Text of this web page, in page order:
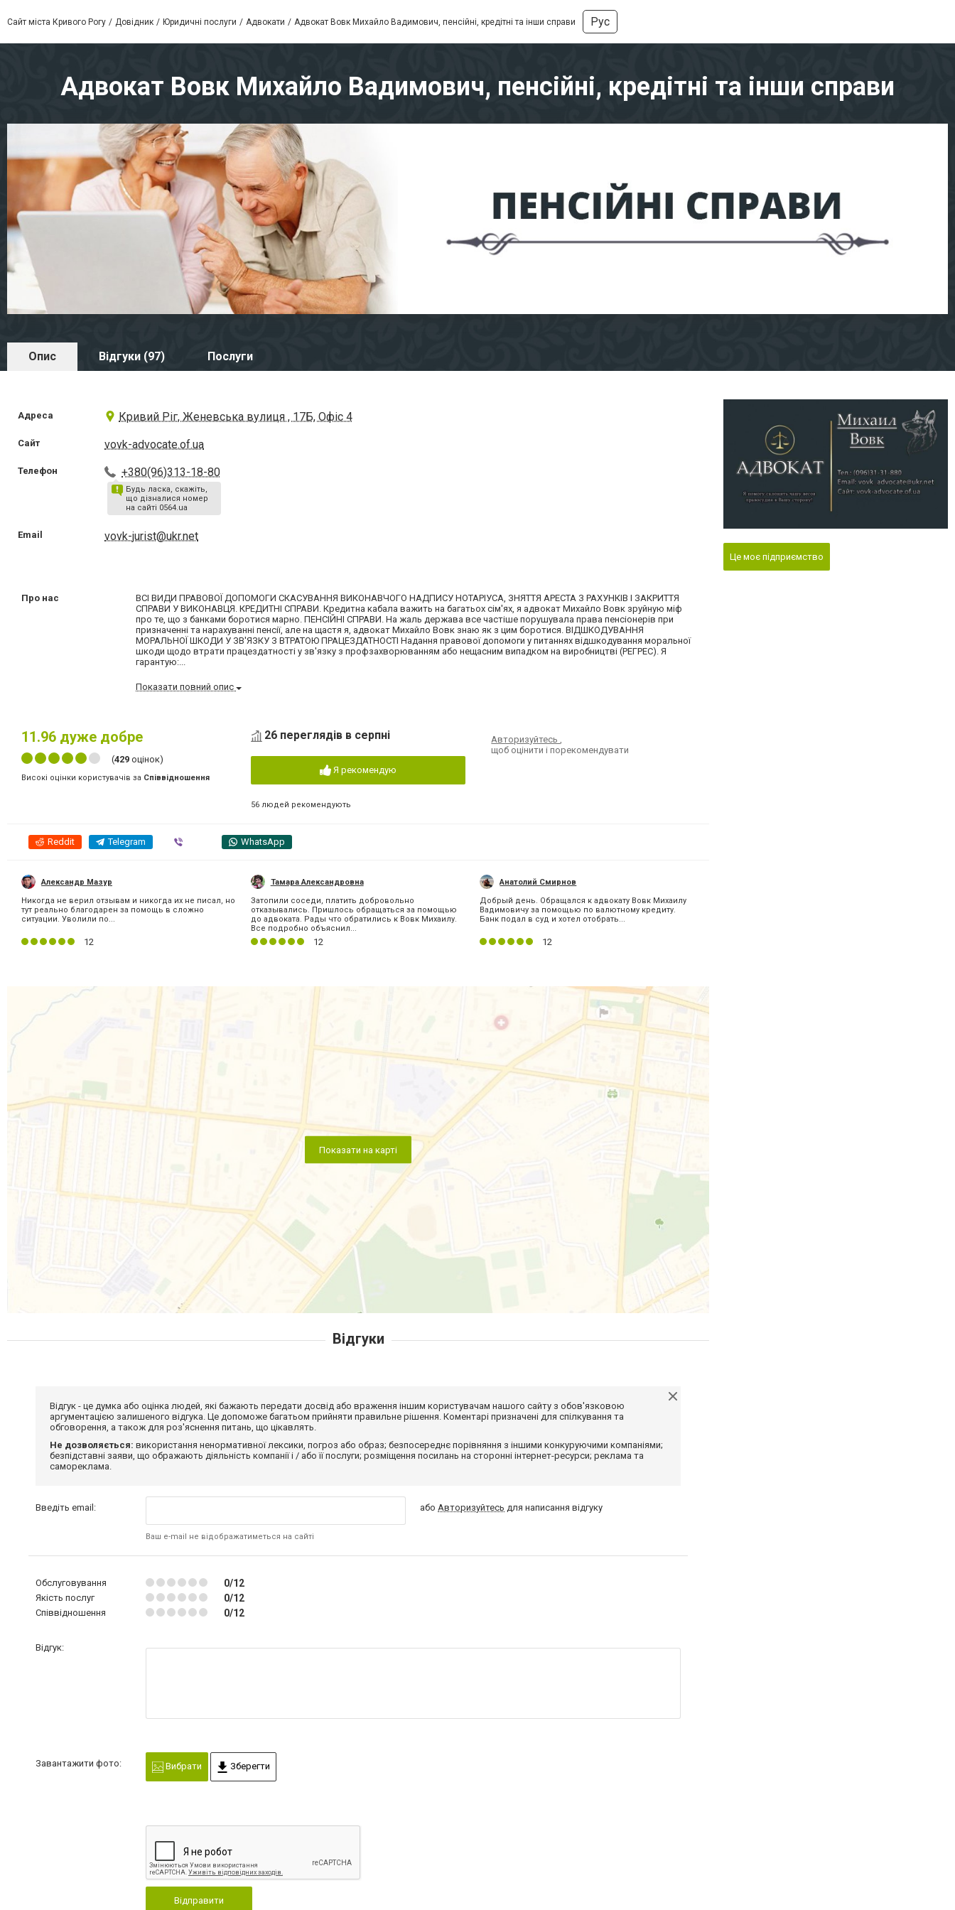
Сайт міста Кривого Рогу Довідник Юридичні послуги Адвокати Адвокат Вовк Михайло Вадимович, пенсійні, кредітні та інши справи Рус
Адвокат Вовк Михайло Вадимович, пенсійні, кредітні та інши справи
Опис Відгуки (97) Послуги
Адреса Кривий Ріг, Женевська вулиця , 17Б, Офiс 4
Сайт vovk-advocate.of.ua
Телефон +380(96)313-18-80
Будь ласка, скажіть,
що дізналися номер
на сайті 0564.ua
Email vovk-jurist@ukr.net
Про нас
ВСІ ВИДИ ПРАВОВОЇ ДОПОМОГИ СКАСУВАННЯ ВИКОНАВЧОГО НАДПИСУ НОТАРІУСА, ЗНЯТТЯ АРЕСТА З РАХУНКІВ І ЗАКРИТТЯ
СПРАВИ У ВИКОНАВЦЯ. КРЕДИТНІ СПРАВИ. Кредитна кабала важить на багатьох сім'ях, я адвокат Михайло Вовк зруйную міф
про те, що з банками боротися марно. ПЕНСІЙНІ СПРАВИ. На жаль держава все частіше порушувала права пенсіонерів при
призначенні та нарахуванні пенсії, але на щастя я, адвокат Михайло Вовк знаю як з цим боротися. ВІДШКОДУВАННЯ
МОРАЛЬНОЇ ШКОДИ У ЗВ'ЯЗКУ З ВТРАТОЮ ПРАЦЕЗДАТНОСТІ Надання правової допомоги у питаннях відшкодування моральної
шкоди щодо втрати працездатності у зв'язку з профзахворюванням або нещасним випадком на виробництві (РЕГРЕС). Я
гарантую:...
Показати повний опис
11.96 дуже добре
(429 оцінок)
Високі оцінки користувачів за Співвідношення
26 переглядів в серпні
Я рекомендую
56 людей рекомендують
Авторизуйтесь
щоб оцінити і порекомендувати
Reddit Telegram WhatsApp
Александр Мазур
Никогда не верил отзывам и никогда их не писал, но
тут реально благодарен за помощь в сложно
ситуации. Уволили по...
12
Тамара Александровна
Затопили соседи, платить добровольно
отказывались. Пришлось обращаться за помощью
до адвоката. Рады что обратились к Вовк Михаилу.
Все подробно объяснил...
12
Анатолий Смирнов
Добрый день. Обращался к адвокату Вовк Михаилу
Вадимовичу за помощью по валютному кредиту.
Банк подал в суд и хотел отобрать...
12
Показати на карті
Це моє підприємство
Відгуки
Відгук - це думка або оцінка людей, які бажають передати досвід або враження іншим користувачам нашого сайту з обов'язковою
аргументацією залишеного відгука. Це допоможе багатьом прийняти правильне рішення. Коментарі призначені для спілкування та
обговорення, а також для роз'яснення питань, що цікавлять.
Не дозволяється: використання ненормативної лексики, погроз або образ; безпосереднє порівняння з іншими конкуруючими компаніями;
безпідставні заяви, що ображають діяльність компанії і / або її послуги; розміщення посилань на сторонні інтернет-ресурси; реклама та
самореклама.
Введіть email:
Ваш e-mail не відображатиметься на сайті
абоАвторизуйтесь для написання відгуку
Обслуговування 0/12
Якість послуг 0/12
Співвідношення 0/12
Відгук:
Завантажити фото: Вибрати Зберегти
Відправити